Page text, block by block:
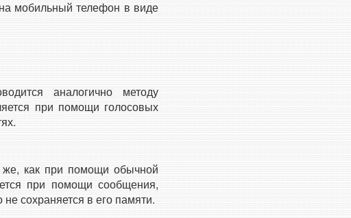
мобильный телефон в виде
аналогично методу
при помощи голосовых
как при помощи обычной
при помощи сообщения,
сохраняется в его памяти.